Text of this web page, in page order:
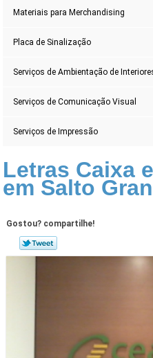
Materiais para Merchandising
Placa de Sinalização
Serviços de Ambientação de
Serviços de Comunicação Visual
Serviços de Impressão
Letras Caixa
em Salto
Gostou? compartilhe!